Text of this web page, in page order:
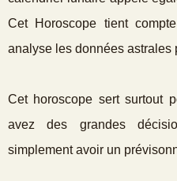
Cet Horoscope tient
analyse les données astrales
Cet horoscope sert surtout
avez des grandes
simplement avoir un